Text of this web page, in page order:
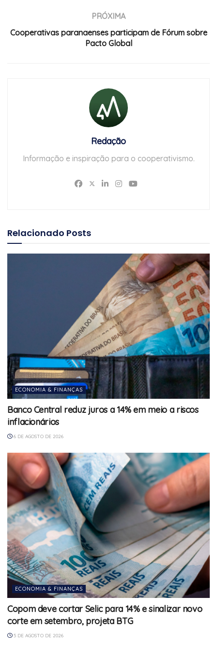
PRÓXIMA
Cooperativas paranaenses participam de Fórum sobre
Pacto Global
Redação
Informação e inspiração para o cooperativismo.
Relacionado Posts
ECONOMIA & FINANÇAS
Banco Central reduz juros a 14% em meio a riscos
inflacionários
6 DE AGOSTO DE 2026
ECONOMIA & FINANÇAS
Copom deve cortar Selic para 14% e sinalizar novo
corte em setembro, projeta BTG
5 DE AGOSTO DE 2026